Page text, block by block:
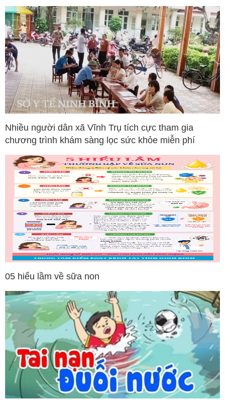
Nhiều người dân xã Vĩnh Trụ tích cực tham gia
chương trình khám sàng lọc sức khỏe miễn phí
05 hiểu lầm về sữa non